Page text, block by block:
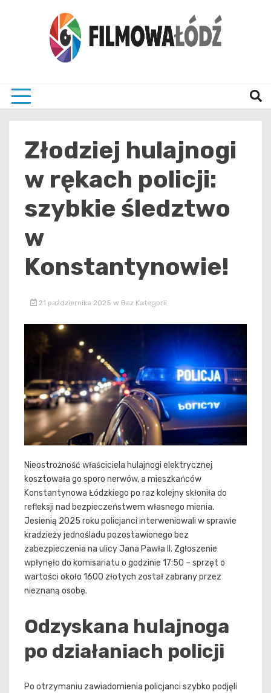
Złodziej hulajnogi
w rękach policji:
szybkie śledztwo
w
Konstantynowie!
21 października 2025 w Bez Kategorii
Nieostrożność właściciela hulajnogi elektrycznej
kosztowała go sporo nerwów, a mieszkańców
Konstantynowa Łódzkiego po raz kolejny skłoniła do
refleksji nad bezpieczeństwem własnego mienia.
Jesienią 2025 roku policjanci interweniowali w sprawie
kradzieży jednośladu pozostawionego bez
zabezpieczenia na ulicy Jana Pawła II. Zgłoszenie
wpłynęło do komisariatu o godzinie 17:50 – sprzęt o
wartości około 1600 złotych został zabrany przez
nieznaną osobę.
Odzyskana hulajnoga
po działaniach policji
Po otrzymaniu zawiadomienia policjanci szybko podjęli